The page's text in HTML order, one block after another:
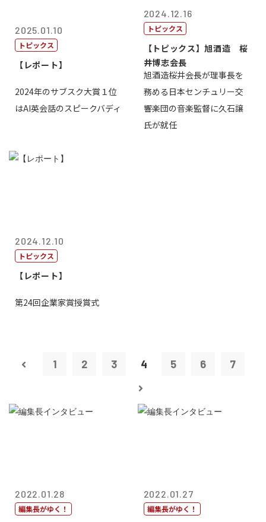
2025.01.10
トピックス
【レポート】
2024年のサブスク大賞１位
はAI英会話のスピークバディ
2024.12.16
トピックス
【トピックス】旭酒造 桜
井博志会長
旭酒造桜井会長が理事長を
務める日本センチュリー交
響楽団の音楽監督に久石譲
氏が就任
2024.12.10
トピックス
【レポート】
第24回企業家賞授賞式
1 2 3 4 5 6 7
2022.01.28
編集長がゆく！
2022.01.27
編集長がゆく！